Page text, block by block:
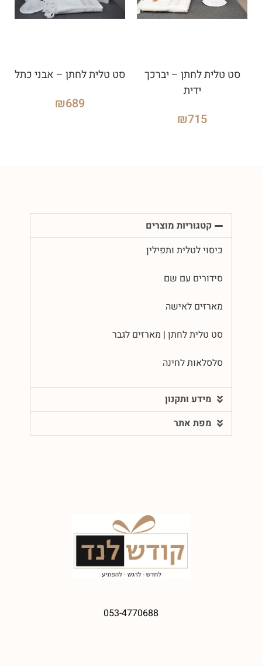
סט טלית לחתן – יברכך
ידית
₪715
סט טלית לחתן – אבני כתל
₪689
קטגוריות מוצרים
כיסוי לטלית ותפילין
סידורים עם שם
מארזים לאישה
סט טלית לחתן | מארזים לגבר
סלסלאות לחינה
מידע ותקנון
מפת אתר
053-4770688